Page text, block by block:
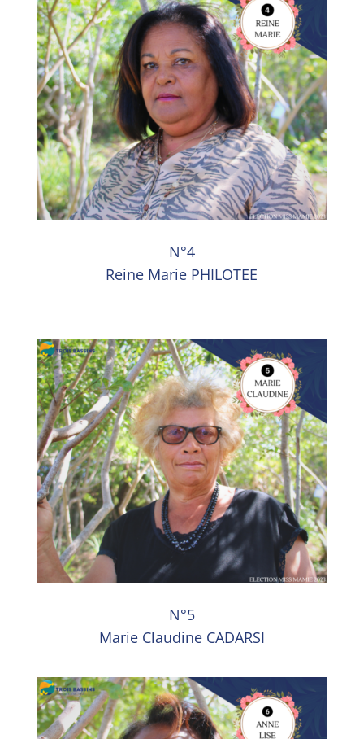
N°4
Reine Marie PHILOTEE
N°5
Marie Claudine CADARSI